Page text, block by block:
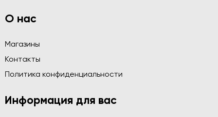
О нас
Магазины
Контакты
Политика конфиденциальности
Информация для вас